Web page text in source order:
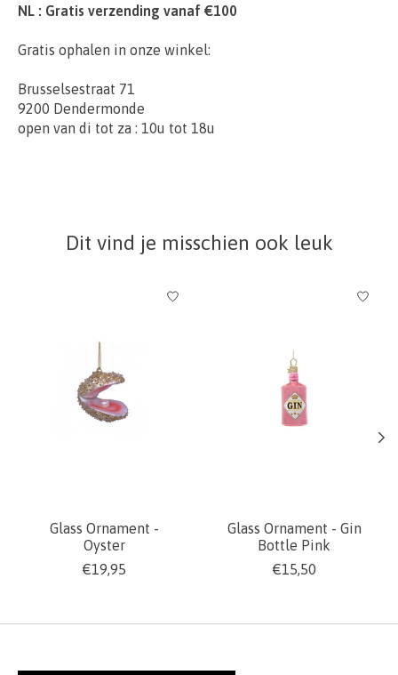
NL : Gratis verzending vanaf €100
Gratis ophalen in onze winkel:
Brusselsestraat 71
9200 Dendermonde
open van di tot za : 10u tot 18u
Dit vind je misschien ook leuk
Items van productcarrousel
Glass Ornament -
Oyster
€19,95
Glass Ornament - Gin
Bottle Pink
€15,50